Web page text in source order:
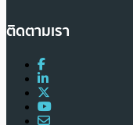
ติดตามเรา